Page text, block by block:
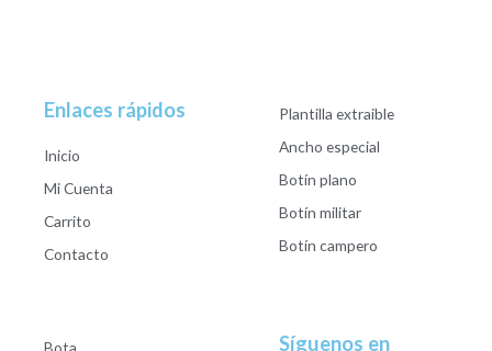
Enlaces rápidos
Inicio
Mi Cuenta
Carrito
Contacto
Plantilla extraible
Ancho especial
Botín plano
Botín militar
Botín campero
Bota
Síguenos en